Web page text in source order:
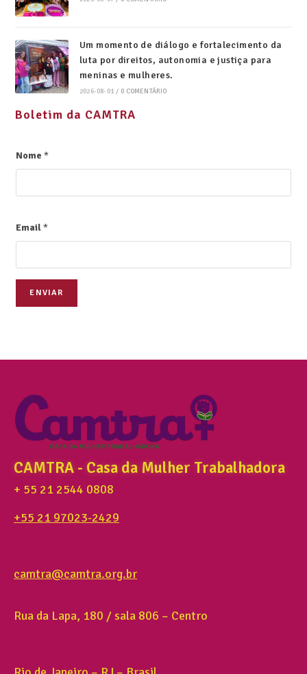
Um momento de diálogo e fortalecimento da
luta por direitos, autonomia e justiça para
meninas e mulheres.
2026-08-01 / 0 COMENTÁRIO
Boletim da CAMTRA
Nome*
Email*
ENVIAR
CAMTRA - Casa da Mulher Trabalhadora
+ 55 21 2544 0808
+55 21 97023-2429
camtra@camtra.org.br
Rua da Lapa, 180 / sala 806 – Centro